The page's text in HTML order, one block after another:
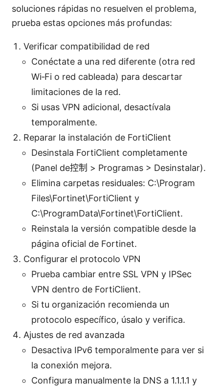
soluciones rápidas no resuelven el problema,
prueba estas opciones más profundas:
Verificar compatibilidad de red
Conéctate a una red diferente (otra red
Wi‑Fi o red cableada) para descartar
limitaciones de la red.
Si usas VPN adicional, desactívala
temporalmente.
Reparar la instalación de FortiClient
Desinstala FortiClient completamente
(Panel de控制 > Programas > Desinstalar).
Elimina carpetas residuales: C:\Program
Files\Fortinet\FortiClient y
C:\ProgramData\Fortinet\FortiClient.
Reinstala la versión compatible desde la
página oficial de Fortinet.
Configurar el protocolo VPN
Prueba cambiar entre SSL VPN y IPSec
VPN dentro de FortiClient.
Si tu organización recomienda un
protocolo específico, úsalo y verifica.
Ajustes de red avanzada
Desactiva IPv6 temporalmente para ver si
la conexión mejora.
Configura manualmente la DNS a 1.1.1.1 y